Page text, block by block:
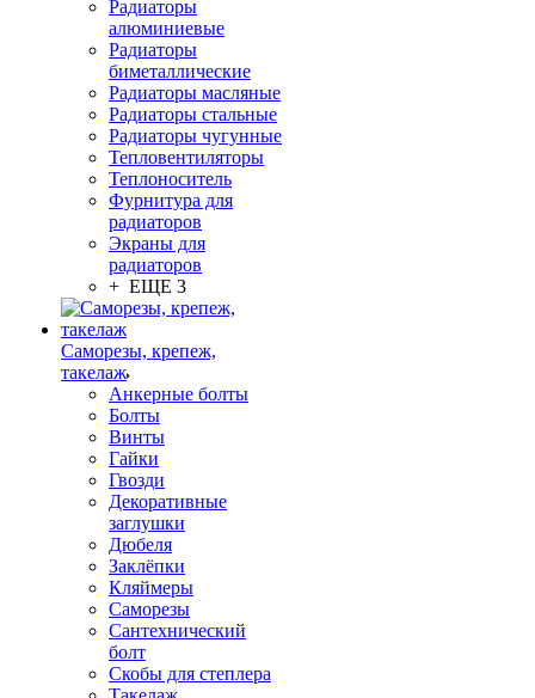
Радиаторы
алюминиевые
Радиаторы
биметаллические
Радиаторы масляные
Радиаторы стальные
Радиаторы чугунные
Тепловентиляторы
Теплоноситель
Фурнитура для
радиаторов
Экраны для
радиаторов
+ ЕЩЕ 3
Саморезы, крепеж,
такелаж
Анкерные болты
Болты
Винты
Гайки
Гвозди
Декоративные
заглушки
Дюбеля
Заклёпки
Кляймеры
Саморезы
Сантехнический
болт
Скобы для степлера